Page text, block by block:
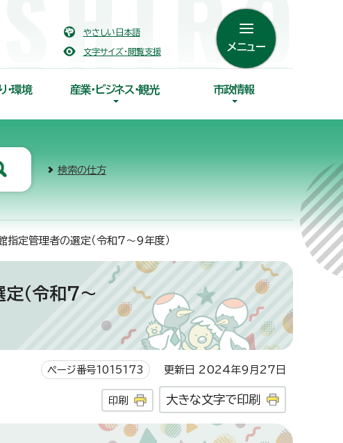
やさしい日本語
文字サイズ・閲覧支援 メニュー
・環境 産業・ビジネス・観光 市政情報
検索の仕方
定管理者の選定（令和7～9年度）
（令和7～
ページ番号1015173 更新日 2024年9月27日
印刷 大きな文字で印刷